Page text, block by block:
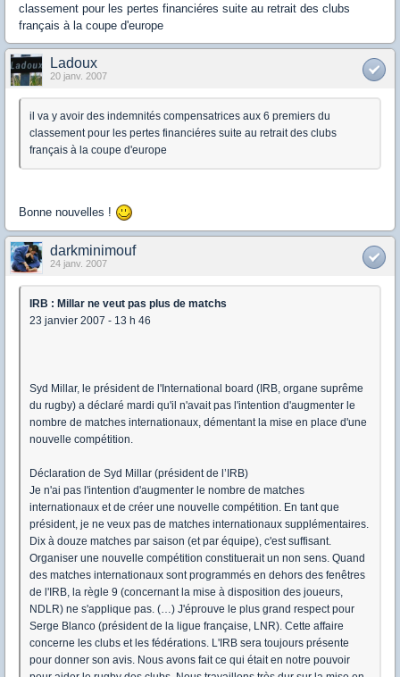
classement pour les pertes financiéres suite au retrait des clubs
français à la coupe d'europe
Ladoux
20 janv. 2007
il va y avoir des indemnités compensatrices aux 6 premiers du
classement pour les pertes financiéres suite au retrait des clubs
français à la coupe d'europe
Bonne nouvelles !
darkminimouf
24 janv. 2007
IRB : Millar ne veut pas plus de matchs
23 janvier 2007 - 13 h 46
Syd Millar, le président de l'International board (IRB, organe suprême
du rugby) a déclaré mardi qu'il n'avait pas l'intention d'augmenter le
nombre de matches internationaux, démentant la mise en place d'une
nouvelle compétition.
Déclaration de Syd Millar (président de l’IRB)
Je n'ai pas l'intention d'augmenter le nombre de matches
internationaux et de créer une nouvelle compétition. En tant que
président, je ne veux pas de matches internationaux supplémentaires.
Dix à douze matches par saison (et par équipe), c'est suffisant.
Organiser une nouvelle compétition constituerait un non sens. Quand
des matches internationaux sont programmés en dehors des fenêtres
de l'IRB, la règle 9 (concernant la mise à disposition des joueurs,
NDLR) ne s'applique pas. (…) J'éprouve le plus grand respect pour
Serge Blanco (président de la ligue française, LNR). Cette affaire
concerne les clubs et les fédérations. L'IRB sera toujours présente
pour donner son avis. Nous avons fait ce qui était en notre pouvoir